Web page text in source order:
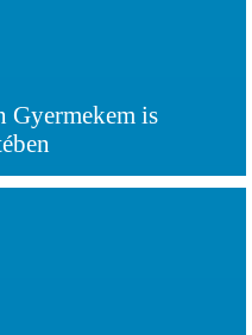
Gyermekem is